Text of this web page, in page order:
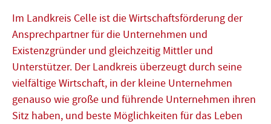
Im Landkreis Celle ist die Wirtschaftsförderung der
Ansprechpartner für die Unternehmen und
Existenzgründer und gleichzeitig Mittler und
Unterstützer. Der Landkreis überzeugt durch seine
vielfältige Wirtschaft, in der kleine Unternehmen
genauso wie große und führende Unternehmen ihren
Sitz haben, und beste Möglichkeiten für das Leben